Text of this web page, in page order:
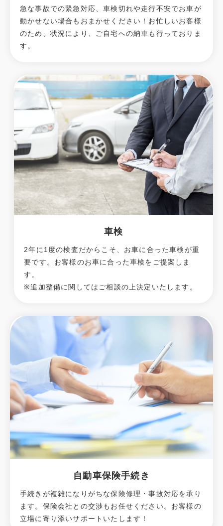
急な事故での緊急対応、車検切れや走行不安でお車が
動かせない場合もおまかせください！お忙しいお客様
のため、状況により、ご自宅への納⾞も⾏っておりま
す。
車検
2年に1度の検査だからこそ、お車に合った車検が重
要です。お客様のお車に合った車検をご提案しま
す。
※追加整備に関してはご相談の上決定いたします。
自動車保険手続き
手続きが複雑になりがちな保険修理・事故対応を承り
ます。保険会社との交渉もお任せください。お客様の
立場に寄り添いサポートいたします！